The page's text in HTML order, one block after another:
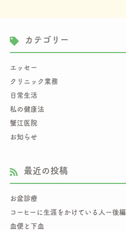
カテゴリー
エッセー
クリニック業務
日常生活
私の健康法
蟹江医院
お知らせ
最近の投稿
お盆診療
コーヒーに生涯をかけている人ー後編
血便と下血